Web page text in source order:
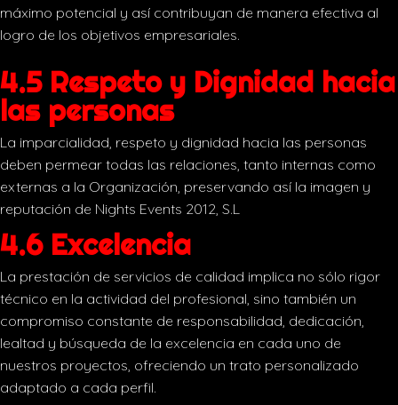
máximo potencial y así contribuyan de manera efectiva al
logro de los objetivos empresariales.
4.5 Respeto y Dignidad hacia
las personas
La imparcialidad, respeto y dignidad hacia las personas
deben permear todas las relaciones, tanto internas como
externas a la Organización, preservando así la imagen y
reputación de Nights Events 2012, S.L
4.6 Excelencia
La prestación de servicios de calidad implica no sólo rigor
técnico en la actividad del profesional, sino también un
compromiso constante de responsabilidad, dedicación,
lealtad y búsqueda de la excelencia en cada uno de
nuestros proyectos, ofreciendo un trato personalizado
adaptado a cada perfil.